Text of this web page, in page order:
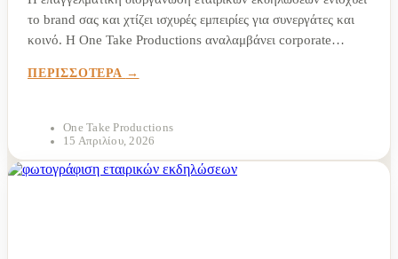
το brand σας και χτίζει ισχυρές εμπειρίες για συνεργάτες και
κοινό. Η One Take Productions αναλαμβάνει corporate
εταιρικών εκδηλώσεων αποτελεί έναν από τους πιο...
ΠΕΡΙΣΣΟΤΕΡΑ
One Take Productions
15 Απριλίου, 2026